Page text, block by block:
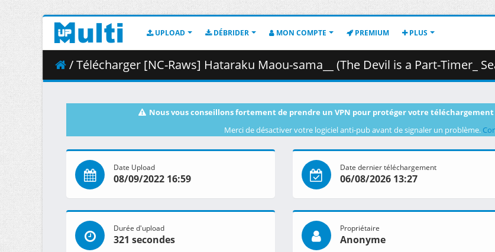
UPLOAD DÉBRIDER MON COMPTE PREMIUM PLUS
/ Télécharger [NC-Raws] Hataraku Maou-sama__ (The Devil is a Part-Timer_ Season 2) - 09 (CR 1920x1080 AVC AAC MKV)
Nous vous conseillons fortement de prendre un VPN pour protéger votre
Merci de désactiver votre logiciel anti-pub avant de signaler un problème.
Date Upload
08/09/2022 16:59
Date dernier téléchargement
06/08/2026 13:27
Durée d'upload
321 secondes
Propriétaire
Anonyme